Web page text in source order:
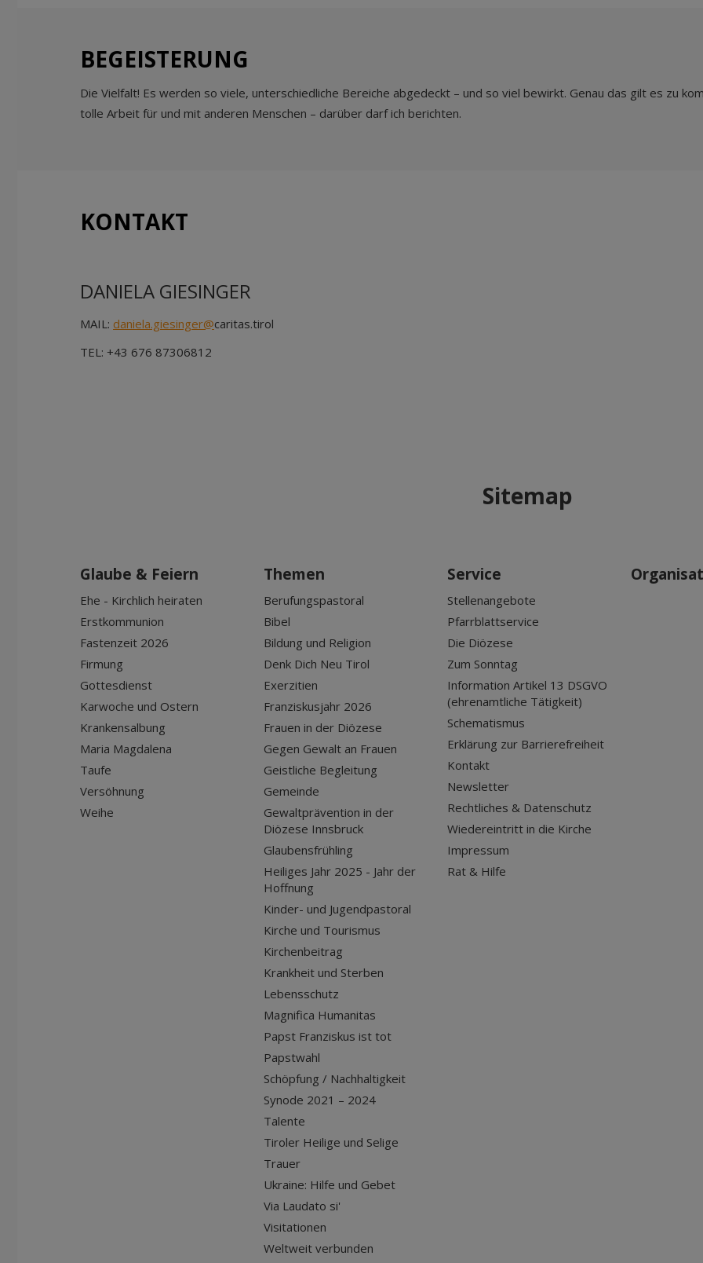
BEGEISTERUNG
Die Vielfalt! Es werden so viele, unterschiedliche Bereiche abgedeckt – und so viel bewirkt. Genau das gilt es zu
tolle Arbeit für und mit anderen Menschen – darüber darf ich berichten.
KONTAKT
DANIELA GIESINGER
MAIL: daniela.giesinger@caritas.tirol
TEL: +43 676 87306812
Sitemap
Glaube & Feiern
Ehe - Kirchlich heiraten
Erstkommunion
Fastenzeit 2026
Firmung
Gottesdienst
Karwoche und Ostern
Krankensalbung
Maria Magdalena
Taufe
Versöhnung
Weihe
Themen
Berufungspastoral
Bibel
Bildung und Religion
Denk Dich Neu Tirol
Exerzitien
Franziskusjahr 2026
Frauen in der Diözese
Gegen Gewalt an Frauen
Geistliche Begleitung
Gemeinde
Gewaltprävention in der
Diözese Innsbruck
Glaubensfrühling
Heiliges Jahr 2025 - Jahr der
Hoffnung
Kinder- und Jugendpastoral
Kirche und Tourismus
Kirchenbeitrag
Krankheit und Sterben
Lebensschutz
Magnifica Humanitas
Papst Franziskus ist tot
Papstwahl
Schöpfung / Nachhaltigkeit
Synode 2021 – 2024
Talente
Tiroler Heilige und Selige
Trauer
Ukraine: Hilfe und Gebet
Via Laudato si'
Visitationen
Weltweit verbunden
Service
Stellenangebote
Pfarrblattservice
Die Diözese
Zum Sonntag
Information Artikel 13 DSGVO
(ehrenamtliche Tätigkeit)
Schematismus
Erklärung zur Barrierefreiheit
Kontakt
Newsletter
Rechtliches & Datenschutz
Wiedereintritt in die Kirche
Impressum
Rat & Hilfe